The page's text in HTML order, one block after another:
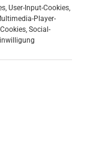
, User-Input-Cookies,
Player-
, Social-